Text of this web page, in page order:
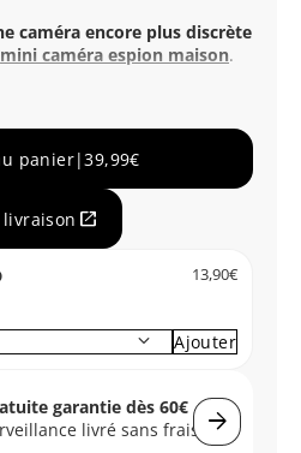
caméra encore plus discrète
mini caméra espion maison.
panier|39,99€
open_in_new
13,90€
keyboard_arrow_down Ajouter
arrow_forward
garantie dès 60€
livré sans frais